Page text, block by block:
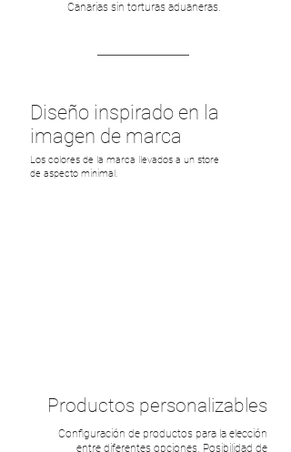
Canarias sin torturas aduaneras.
Diseño inspirado en la
imagen de marca
Los colores de la marca llevados a un store
de aspecto minimal.
Productos personalizables
Configuración de productos para la elección
entre diferentes opciones. Posibilidad de